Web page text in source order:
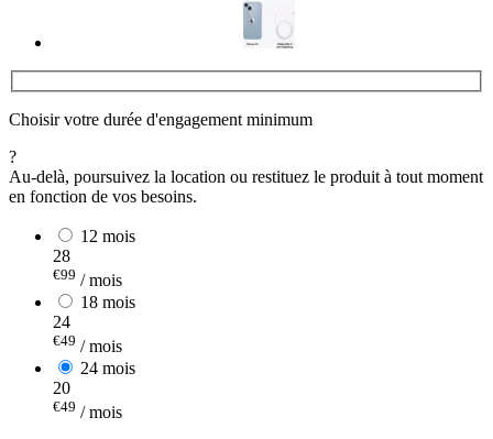
Choisir votre durée d'engagement minimum
?
Au-delà, poursuivez la location ou restituez le produit à tout moment
en fonction de vos besoins.
12 mois
28
€99 / mois
18 mois
24
€49 / mois
24 mois
20
€49 / mois